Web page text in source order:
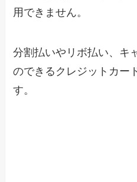
用できません。
分割払いやリボ払い、キ
のできるクレジットカー
す。